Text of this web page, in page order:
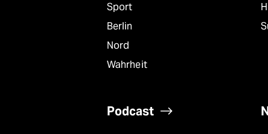
Sport
Berlin
Nord
Wahrheit
Podcast